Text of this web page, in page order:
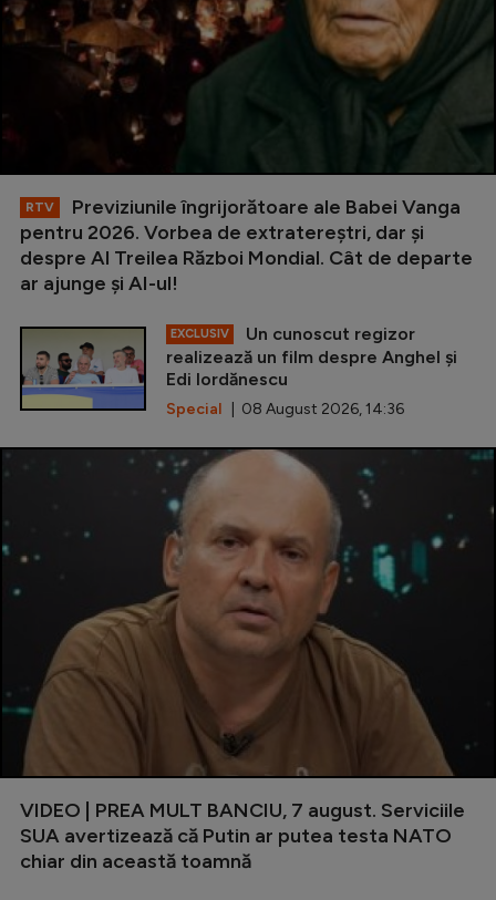
RTV
Previziunile îngrijorătoare ale Babei Vanga
pentru 2026. Vorbea de extratereștri, dar și
despre Al Treilea Război Mondial. Cât de departe
ar ajunge și AI-ul!
EXCLUSIV
Un cunoscut regizor
realizează un film despre Anghel și
Edi Iordănescu
Special | 08 August 2026, 14:36
VIDEO | PREA MULT BANCIU, 7 august. Serviciile
SUA avertizează că Putin ar putea testa NATO
chiar din această toamnă